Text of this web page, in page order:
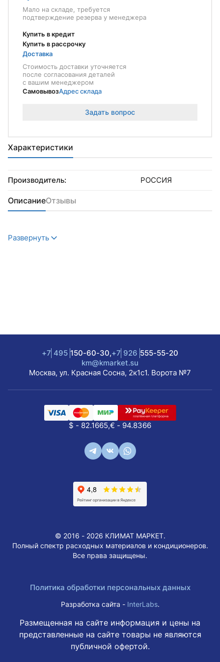
Характеристики
Производитель: РОССИЯ
Мало на складе, требуется
подтверждение резерва у менеджера
Купить в кредит
Купить в рассрочку
Доставка
Стоимость доставки уточняется
после согласования деталей
с вашим менеджером
СамовывозАдрес склада
Задать вопрос
ОписаниеОтзывы
Развернуть
+7 495 150-60-30,+7 926 555-55-20
km@kmarket.su
Москва, ул. Красная Сосна, 2к1с1. Ворота №7
$ - 82.1665,€ - 94.8366
© 2016 - 2026 КЛИМАТ МАРКЕТ.
Полный спектр расходных материалов и кондиционеров.
Все права защищены.
Политика обработки персональных данных
Разработка сайта - InterLabs.
Размещенная на сайте информация и цены на
представленные на сайте товары не являются
публичной офертой.